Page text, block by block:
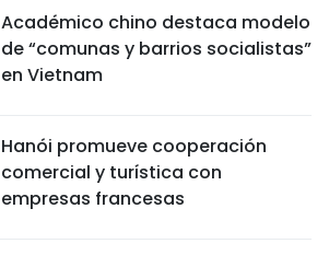
Académico chino destaca modelo
de “comunas y barrios socialistas”
en Vietnam
Hanói promueve cooperación
comercial y turística con
empresas francesas